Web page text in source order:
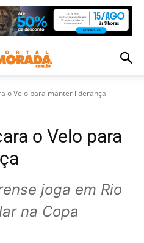
o Velo para manter liderança
o Velo para
joga em Rio
na Copa